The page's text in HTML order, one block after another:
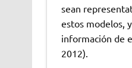
sean
estos modelos,
información de
2012).